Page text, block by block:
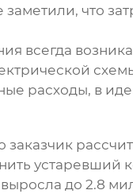
что
всегда
расходы, в
устаревший
до 2.8